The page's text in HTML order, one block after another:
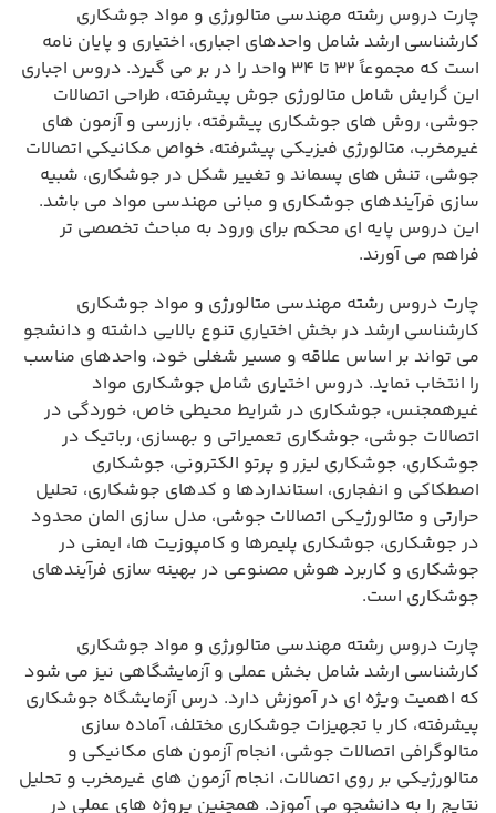
چارت دروس رشته مهندسی متالورژی و مواد جوشکاری
کارشناسی ارشد شامل واحدهای اجباری، اختیاری و پایان نامه
است که مجموعاً ۳۲ تا ۳۴ واحد را در بر می گیرد. دروس اجباری
این گرایش شامل متالورژی جوش پیشرفته، طراحی اتصالات
جوشی، روش های جوشکاری پیشرفته، بازرسی و آزمون های
غیرمخرب، متالورژی فیزیکی پیشرفته، خواص مکانیکی اتصالات
جوشی، تنش های پسماند و تغییر شکل در جوشکاری، شبیه
سازی فرآیندهای جوشکاری و مبانی مهندسی مواد می باشد.
این دروس پایه ای محکم برای ورود به مباحث تخصصی تر
فراهم می آورند.
چارت دروس رشته مهندسی متالورژی و مواد جوشکاری
کارشناسی ارشد در بخش اختیاری تنوع بالایی داشته و دانشجو
می تواند بر اساس علاقه و مسیر شغلی خود، واحدهای مناسب
را انتخاب نماید. دروس اختیاری شامل جوشکاری مواد
غیرهمجنس، جوشکاری در شرایط محیطی خاص، خوردگی در
اتصالات جوشی، جوشکاری تعمیراتی و بهسازی، رباتیک در
جوشکاری، جوشکاری لیزر و پرتو الکترونی، جوشکاری
اصطکاکی و انفجاری، استانداردها و کدهای جوشکاری، تحلیل
حرارتی و متالورژیکی اتصالات جوشی، مدل سازی المان محدود
در جوشکاری، جوشکاری پلیمرها و کامپوزیت ها، ایمنی در
جوشکاری و کاربرد هوش مصنوعی در بهینه سازی فرآیندهای
جوشکاری است.
چارت دروس رشته مهندسی متالورژی و مواد جوشکاری
کارشناسی ارشد شامل بخش عملی و آزمایشگاهی نیز می شود
که اهمیت ویژه ای در آموزش دارد. درس آزمایشگاه جوشکاری
پیشرفته، کار با تجهیزات جوشکاری مختلف، آماده سازی
متالوگرافی اتصالات جوشی، انجام آزمون های مکانیکی و
متالورژیکی بر روی اتصالات، انجام آزمون های غیرمخرب و تحلیل
نتایج را به دانشجو می آموزد. همچنین پروژه های عملی در